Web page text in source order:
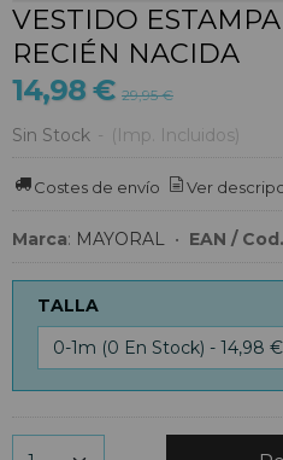
VESTIDO
RECIÉN NACIDA
14,98 € 29,95 €
Sin Stock - (Imp. Incluidos)
Costes de envío Ver
Marca: MAYORAL • EAN /
TALLA